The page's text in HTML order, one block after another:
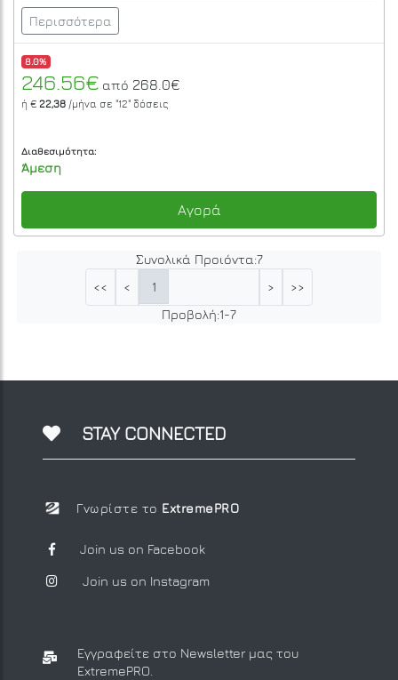
Περισσότερα
8.0%
246.56€ από 268.0€
ή € 22,38 /μήνα σε "12" δόσεις
Διαθεσιμότητα:
Άμεση
Αγορά
Συνολικά Προιόντα:7
<<
< 1 >
>>
Προβολή:1-7
STAY CONNECTED
Γνωρίστε το ExtremePRO
Join us on Facebook
Join us on Instagram
Εγγραφείτε στο Newsletter μας του
ExtremePRO.